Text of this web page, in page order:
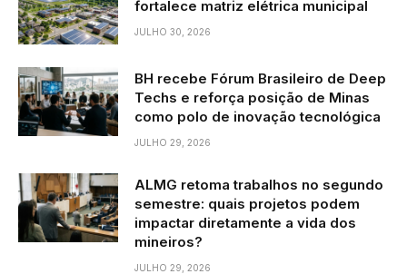
fortalece matriz elétrica municipal
JULHO 30, 2026
BH recebe Fórum Brasileiro de Deep
Techs e reforça posição de Minas
como polo de inovação tecnológica
JULHO 29, 2026
ALMG retoma trabalhos no segundo
semestre: quais projetos podem
impactar diretamente a vida dos
mineiros?
JULHO 29, 2026